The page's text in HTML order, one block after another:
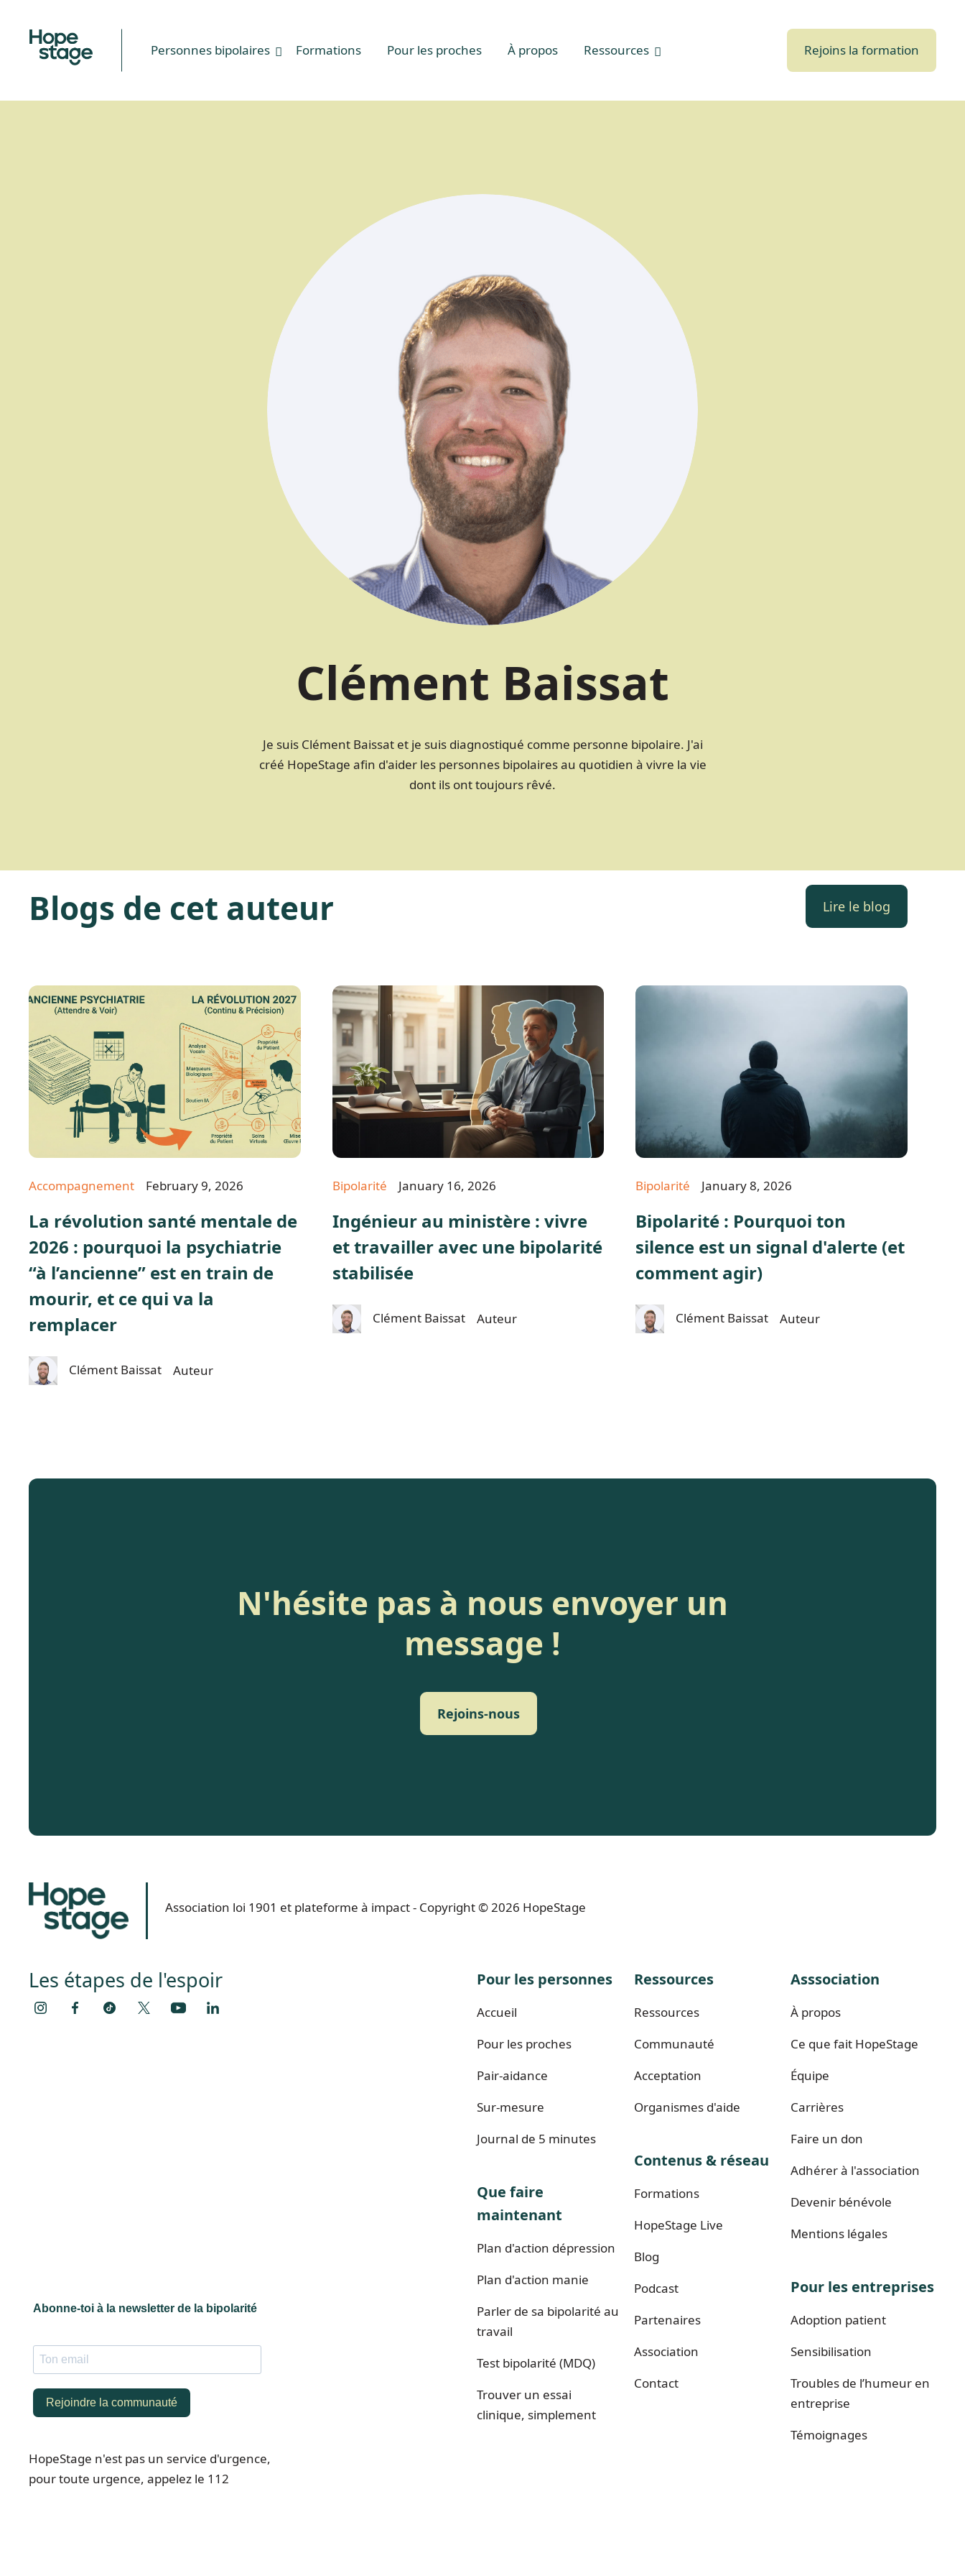
Personnes bipolaires Formations Pour les proches À propos Ressources Rejoins la formation
Clément Baissat
Je suis Clément Baissat et je suis diagnostiqué comme personne bipolaire. J'ai
créé HopeStage afin d'aider les personnes bipolaires au quotidien à vivre la vie
dont ils ont toujours rêvé.
Blogs de cet auteur Lire le blog
Accompagnement February 9, 2026
La révolution santé mentale de
2026 : pourquoi la psychiatrie
“à l’ancienne” est en train de
mourir, et ce qui va la
remplacer
Clément Baissat Auteur
Bipolarité January 16, 2026
Ingénieur au ministère : vivre
et travailler avec une bipolarité
stabilisée
Clément Baissat Auteur
Bipolarité January 8, 2026
Bipolarité : Pourquoi ton
silence est un signal d'alerte (et
comment agir)
Clément Baissat Auteur
N'hésite pas à nous envoyer un
message !
Rejoins-nous
Association loi 1901 et plateforme à impact - Copyright © 2026 HopeStage
Les étapes de l'espoir
HopeStage n'est pas un service d'urgence,
pour toute urgence, appelez le 112
Pour les personnes
Accueil
Pour les proches
Pair-aidance
Sur-mesure
Journal de 5 minutes
Que faire
maintenant
Plan d'action dépression
Plan d'action manie
Parler de sa bipolarité au
travail
Test bipolarité (MDQ)
Trouver un essai
clinique, simplement
Ressources
Ressources
Communauté
Acceptation
Organismes d'aide
Contenus & réseau
Formations
HopeStage Live
Blog
Podcast
Partenaires
Association
Contact
Asssociation
À propos
Ce que fait HopeStage
Équipe
Carrières
Faire un don
Adhérer à l'association
Devenir bénévole
Mentions légales
Pour les entreprises
Adoption patient
Sensibilisation
Troubles de l’humeur en
entreprise
Témoignages